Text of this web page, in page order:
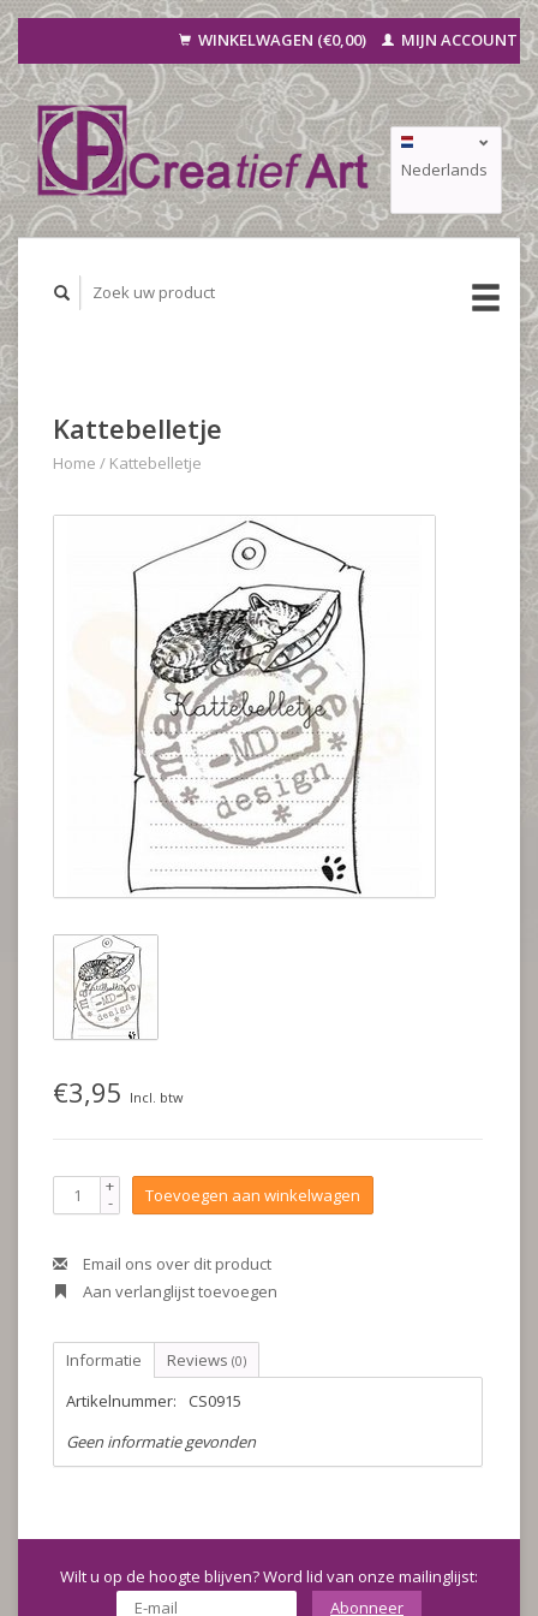
WINKELWAGEN (€0,00) MIJN ACCOUNT
Nederlands
Deutsch
Kattebelletje
Home / Kattebelletje
€3,95 Incl. btw
+
- Toevoegen aan winkelwagen
Email ons over dit product
Aan verlanglijst toevoegen
Informatie Reviews (0)
Artikelnummer:
CS0915
Geen informatie gevonden
Wilt u op de hoogte blijven? Word lid van onze mailinglijst:
Abonneer